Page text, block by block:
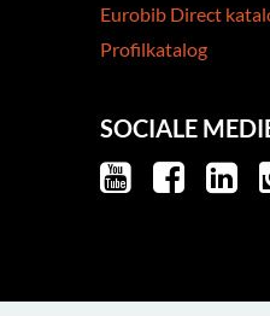
Eurobib Direct
Profilkatalog
SOCIALE